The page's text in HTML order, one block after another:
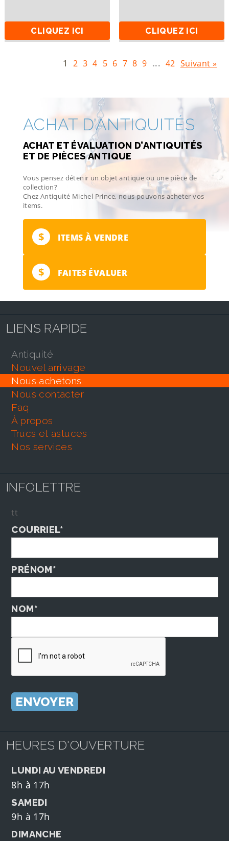
CLIQUEZ ICI CLIQUEZ ICI
1 2 3 4 5 6 7 8 9 ... 42 Suivant »
ACHAT D’ANTIQUITÉS
ACHAT ET ÉVALUATION D’ANTIQUITÉS
ET DE PIÈCES ANTIQUE
Vous pensez détenir un objet antique ou une pièce de
collection?
Chez Antiquité Michel Prince, nous pouvons acheter vos
items.
$ ITEMS À VENDRE
$ FAITES ÉVALUER
LIENS RAPIDE
antiquité
nouvel arrivage
nous achetons
nous contacter
faq
À propos
trucs et astuces
nos services
INFOLETTRE
tt
COURRIEL*
PRÉNOM*
NOM*
HEURES D'OUVERTURE
LUNDI AU VENDREDI
8h à 17h
SAMEDI
9h à 17h
DIMANCHE